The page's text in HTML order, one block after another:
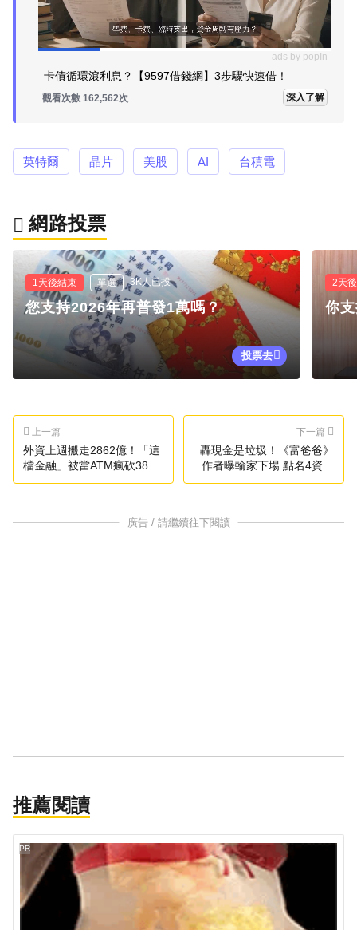
ads by popIn
卡債循環滾利息？【9597借錢網】3步驟快速借！
觀看次數 162,562次 深入了解
英特爾 晶片 美股 AI 台積電
網路投票
1天後結束 單選 3K人已投
您支持2026年再普發1萬嗎？
投票去
2天
你
上一篇
外資上週搬走2862億！「這
檔金融」被當ATM瘋砍38萬
張
下一篇
轟現金是垃圾！《富爸爸》
作者曝輸家下場 點名4資產
成贏家
廣告 / 請繼續往下閱讀
推薦閱讀
PR